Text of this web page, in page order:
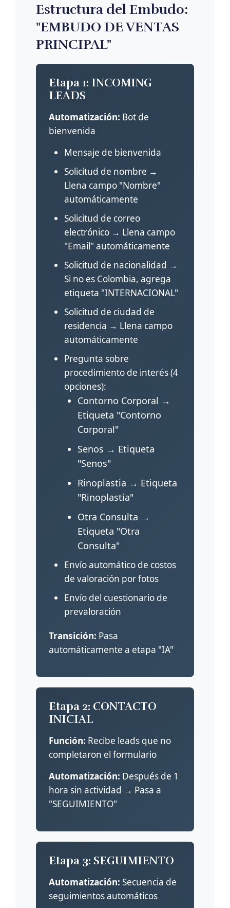
Estructura del Embudo:
"EMBUDO DE VENTAS
PRINCIPAL"
Etapa 1: INCOMING
LEADS
Automatización: Bot de
bienvenida
Mensaje de bienvenida
Solicitud de nombre →
Llena campo "Nombre"
automáticamente
Solicitud de correo
electrónico → Llena campo
"Email" automáticamente
Solicitud de nacionalidad →
Si no es Colombia, agrega
etiqueta "INTERNACIONAL"
Solicitud de ciudad de
residencia → Llena campo
automáticamente
Pregunta sobre
procedimiento de interés (4
opciones):
Contorno Corporal →
Etiqueta "Contorno
Corporal"
Senos → Etiqueta
"Senos"
Rinoplastia → Etiqueta
"Rinoplastia"
Otra Consulta →
Etiqueta "Otra
Consulta"
Envío automático de costos
de valoración por fotos
Envío del cuestionario de
prevaloración
Transición: Pasa
automáticamente a etapa "IA"
Etapa 2: CONTACTO
INICIAL
Función: Recibe leads que no
completaron el formulario
Automatización: Después de 1
hora sin actividad → Pasa a
"SEGUIMIENTO"
Etapa 3: SEGUIMIENTO
Automatización: Secuencia de
seguimientos automáticos